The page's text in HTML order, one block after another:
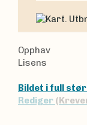
Opphav
Lisens
Bildet i full
Rediger